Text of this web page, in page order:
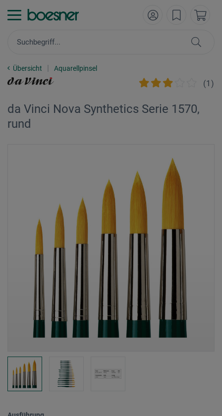
Übersicht Aquarellpinsel
(1 )
da Vinci Nova Synthetics Serie 1570,
rund